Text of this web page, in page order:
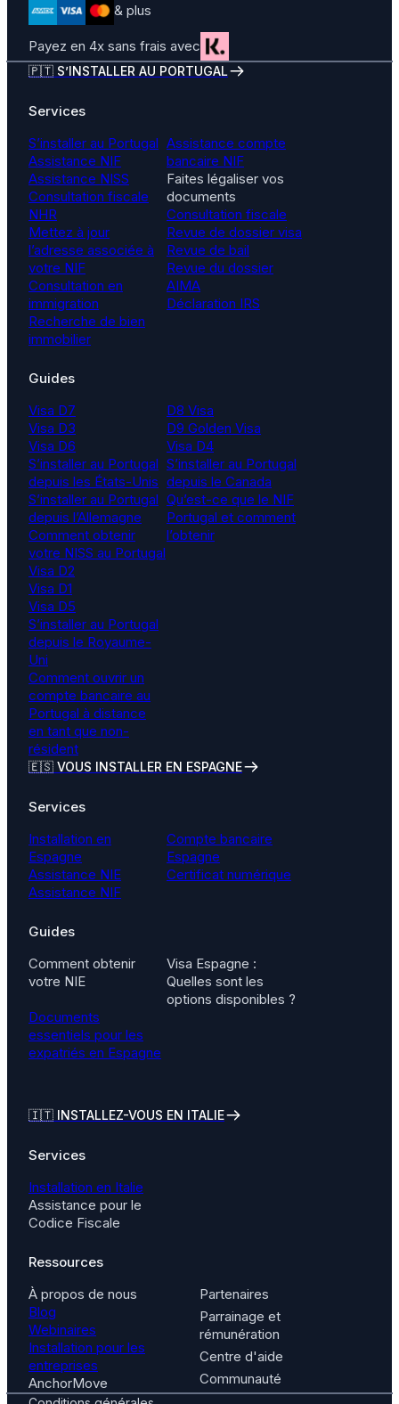
& plus
Payez en 4x sans frais avec
🇵🇹 S’INSTALLER AU PORTUGAL
Services
S’installer au Portugal
Assistance NIF
Assistance NISS
Consultation fiscale
NHR
Mettez à jour
l’adresse associée à
votre NIF
Consultation en
immigration
Recherche de bien
immobilier
Assistance compte
bancaire NIF
Faites légaliser vos
documents
Consultation fiscale
Revue de dossier visa
Revue de bail
Revue du dossier
AIMA
Déclaration IRS
Guides
Visa D7
Visa D3
Visa D6
S’installer au Portugal
depuis les États-Unis
S’installer au Portugal
depuis l’Allemagne
Comment obtenir
votre NISS au Portugal
D8 Visa
D9 Golden Visa
Visa D4
S’installer au Portugal
depuis le Canada
Qu’est-ce que le NIF
Portugal et comment
l’obtenir
Visa D2
Visa D1
Visa D5
S’installer au Portugal
depuis le Royaume-
Uni
Comment ouvrir un
compte bancaire au
Portugal à distance
en tant que non-
résident
🇪🇸 VOUS INSTALLER EN ESPAGNE
Services
Installation en
Espagne
Assistance NIE
Assistance NIF
Compte bancaire
Espagne
Certificat numérique
Guides
Comment obtenir
votre NIE
Visa Espagne :
Quelles sont les
options disponibles ?
Documents
essentiels pour les
expatriés en Espagne
🇮🇹 INSTALLEZ-VOUS EN ITALIE
Services
Installation en Italie
Assistance pour le
Codice Fiscale
Ressources
À propos de nous
Blog
Webinaires
Installation pour les
entreprises
AnchorMove
Partenaires
Parrainage et
rémunération
Centre d'aide
Communauté